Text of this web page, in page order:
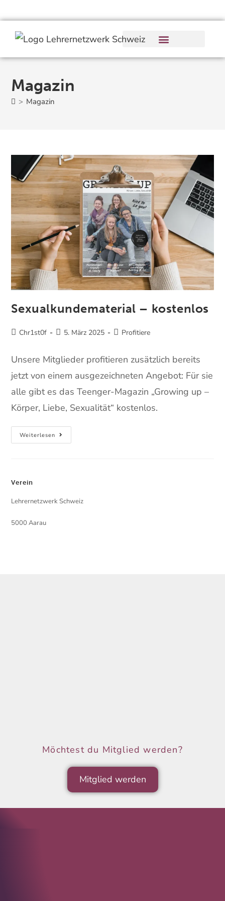
Magazin
> Magazin
Sexualkundematerial – kostenlos
Chr1st0f 5. März 2025 Profitiere
Unsere Mitglieder profitieren zusätzlich bereits
jetzt von einem ausgezeichneten Angebot: Für sie
alle gibt es das Teenger-Magazin „Growing up –
Körper, Liebe, Sexualität“ kostenlos.
Weiterlesen
Verein
Lehrernetzwerk Schweiz
5000 Aarau
Möchtest du Mitglied werden?
Mitglied werden